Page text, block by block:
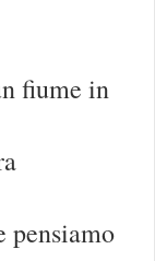
fiume in
pensiamo